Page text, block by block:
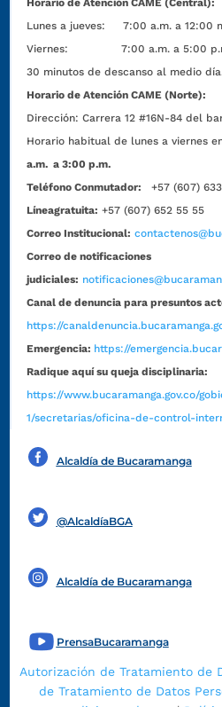
Lunes a jueves: 7:00 a.m. a 12:00
Viernes: 7:00 a.m. a 5:00 p.m.
30 minutos de descanso al medio
Horario de Atención CAME (Norte):
Dirección:Carrera 12 #16N-84 del
Horario habitual de lunes a viernes
a.m. a 3:00 p.m.
Teléfono Conmutador:
+57 (607)
Líneagratuita: +57 (607) 652 55 55
Correo Institucional:
Correo de notificaciones
judiciales:
Canal de denuncia para presuntos
https://
Emergencia: https://
Radique aquí su queja disciplinaria:
https://www.bucaramanga.gov.co/
1/secretarias/oficina-de-control-
Alcaldía de Bucaramanga
@AlcaldíaBGA
Alcaldía de Bucaramanga
PrensaBucaramanga
Autorización de Tratamiento de
de Tratamiento de Datos